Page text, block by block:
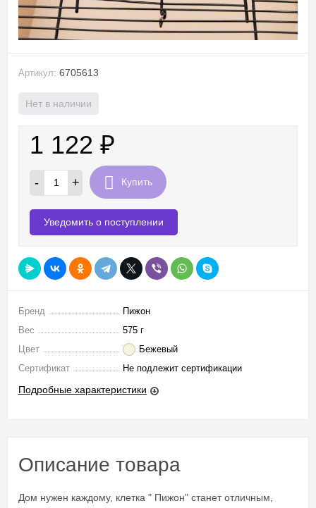
Артикул: 6705613
Нет в наличии
1 122 ₽
- + Купить
Уведомить о поступлении
Бренд
Пижон
Вес
575 г
Цвет
Бежевый
Сертификат
Не подлежит сертификации
Подробные характеристики
Описание товара
Дом нужен каждому, клетка " Пижон" станет отличным,